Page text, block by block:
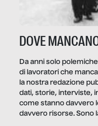
DOVE
Da anni solo
di lavoratori che
la nostra redazione
dati, storie, interviste,
come stanno davvero
davvero risorse. Sono